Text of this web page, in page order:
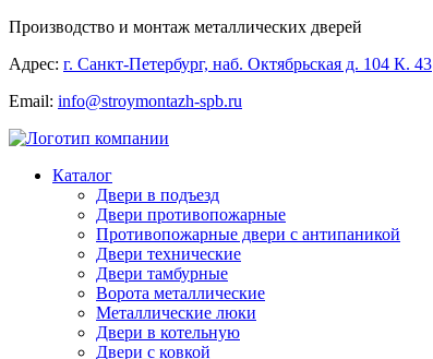
Производство и монтаж металлических дверей
Адрес: г. Санкт-Петербург, наб. Октябрьская д. 104 К. 43
Email: info@stroymontazh-spb.ru
Каталог
Двери в подъезд
Двери противопожарные
Противопожарные двери с антипаникой
Двери технические
Двери тамбурные
Ворота металлические
Металлические люки
Двери в котельную
Двери с ковкой